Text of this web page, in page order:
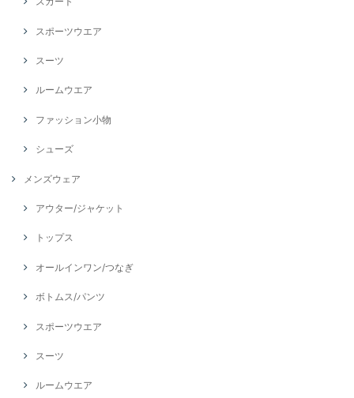
スポーツウエア
スーツ
ルームウエア
ファッション小物
シューズ
メンズウェア
アウター/ジャケット
トップス
オールインワン/つなぎ
ボトムス/パンツ
スポーツウエア
スーツ
ルームウエア